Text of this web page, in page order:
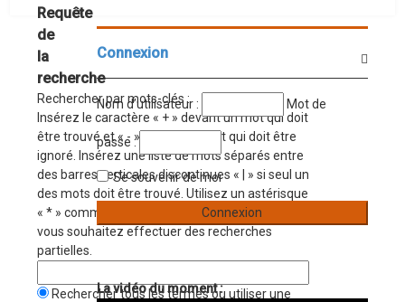
Requête
de
la
recherche
Rechercher par mots-clés :
Insérez le caractère « + » devant un mot qui doit
être trouvé et « - » devant un mot qui doit être
ignoré. Insérez une liste de mots séparés entre
des barres verticales discontinues « | » si seul un
des mots doit être trouvé. Utilisez un astérisque
« * » comme métacaractère passe-partout si
vous souhaitez effectuer des recherches
partielles.
Rechercher tous les termes ou utiliser une
Connexion
Nom d’utilisateur : Mot de
passe :
Se souvenir de moi
La vidéo du moment :